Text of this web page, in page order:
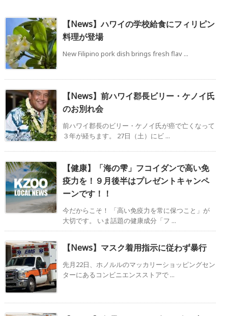
【News】ハワイの学校給食にフィリピン
料理が登場
New Filipino pork dish brings fresh flav ...
【News】前ハワイ郡長ビリー・ケノイ氏
のお別れ会
前ハワイ郡長のビリー・ケノイ氏が癌で亡くなって
３年が経ちます。 27日（土）にビ ...
【健康】「海の雫」フコイダンで高い免
疫力を！９月後半はプレゼントキャンペ
ーンです！！
今だからこそ！ 「高い免疫力を常に保つこと」が
大切です。 いま話題の健康成分「フ ...
【News】マスク着用指示に従わず暴行
先月22日、ホノルルのマッカリーショッピングセン
ターにあるコンビニエンスストアで ...